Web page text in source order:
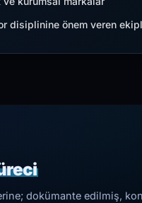
disiplinine önem veren
dokümante edilmiş,